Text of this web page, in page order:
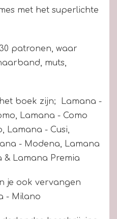
met het superlichte
patronen, waar
muts,
boek zijn; Lamana -
Lamana - Como
Lamana - Cusi,
- Modena, Lamana
& Lamana Premia
je ook vervangen
- Milano